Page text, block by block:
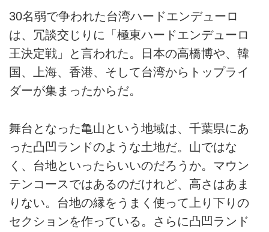
30名弱で争われた台湾ハードエンデューロ
は、冗談交じりに「極東ハードエンデューロ
王決定戦」と言われた。日本の高橋博や、韓
国、上海、香港、そして台湾からトップライ
ダーが集まったからだ。
舞台となった亀山という地域は、千葉県にあ
った凸凹ランドのような土地だ。山ではな
く、台地といったらいいのだろうか。マウン
テンコースではあるのだけれど、高さはあま
りない。台地の縁をうまく使って上り下りの
セクションを作っている。さらに凸凹ランド